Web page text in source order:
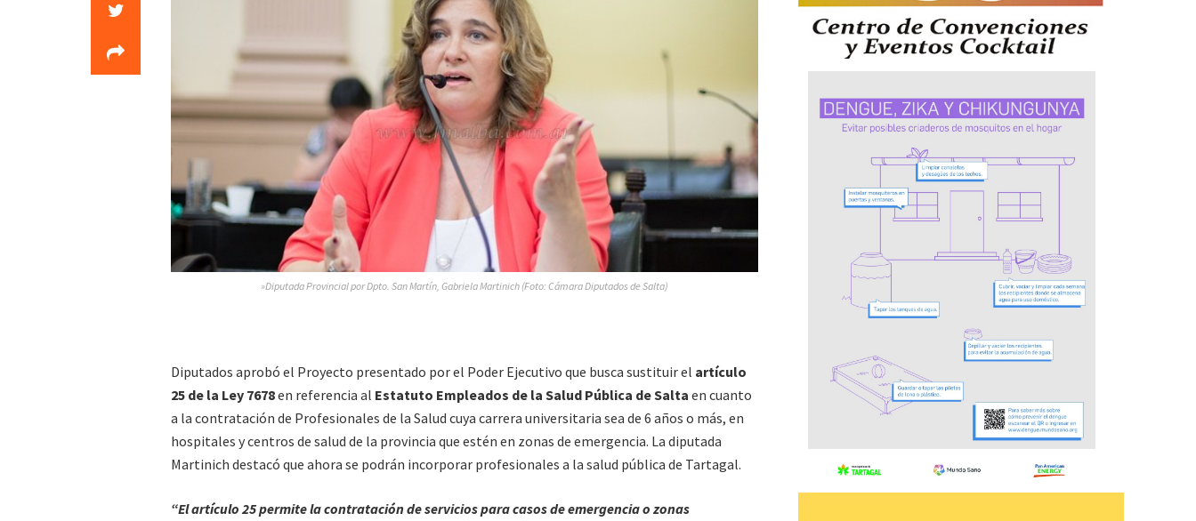
»Diputada Provincial por Dpto. San Martín, Gabriela Martinich (Foto: Cámara Diputados de Salta)
Diputados aprobó el Proyecto presentado por el Poder Ejecutivo que busca sustituir el artículo
25 de la Ley 7678en referencia al Estatuto Empleados de la Salud Pública de Salta en cuanto
a la contratación de Profesionales de la Salud cuya carrera universitaria sea de 6 años o más, en
hospitales y centros de salud de la provincia que estén en zonas de emergencia. La diputada
Martinich destacó que ahora se podrán incorporar profesionales a la salud pública de Tartagal.
“El artículo 25 permite la contratación de servicios para casos de emergencia o zonas